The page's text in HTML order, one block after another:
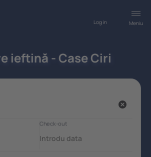
Meniu
Log in
ieftină - Case Ciri